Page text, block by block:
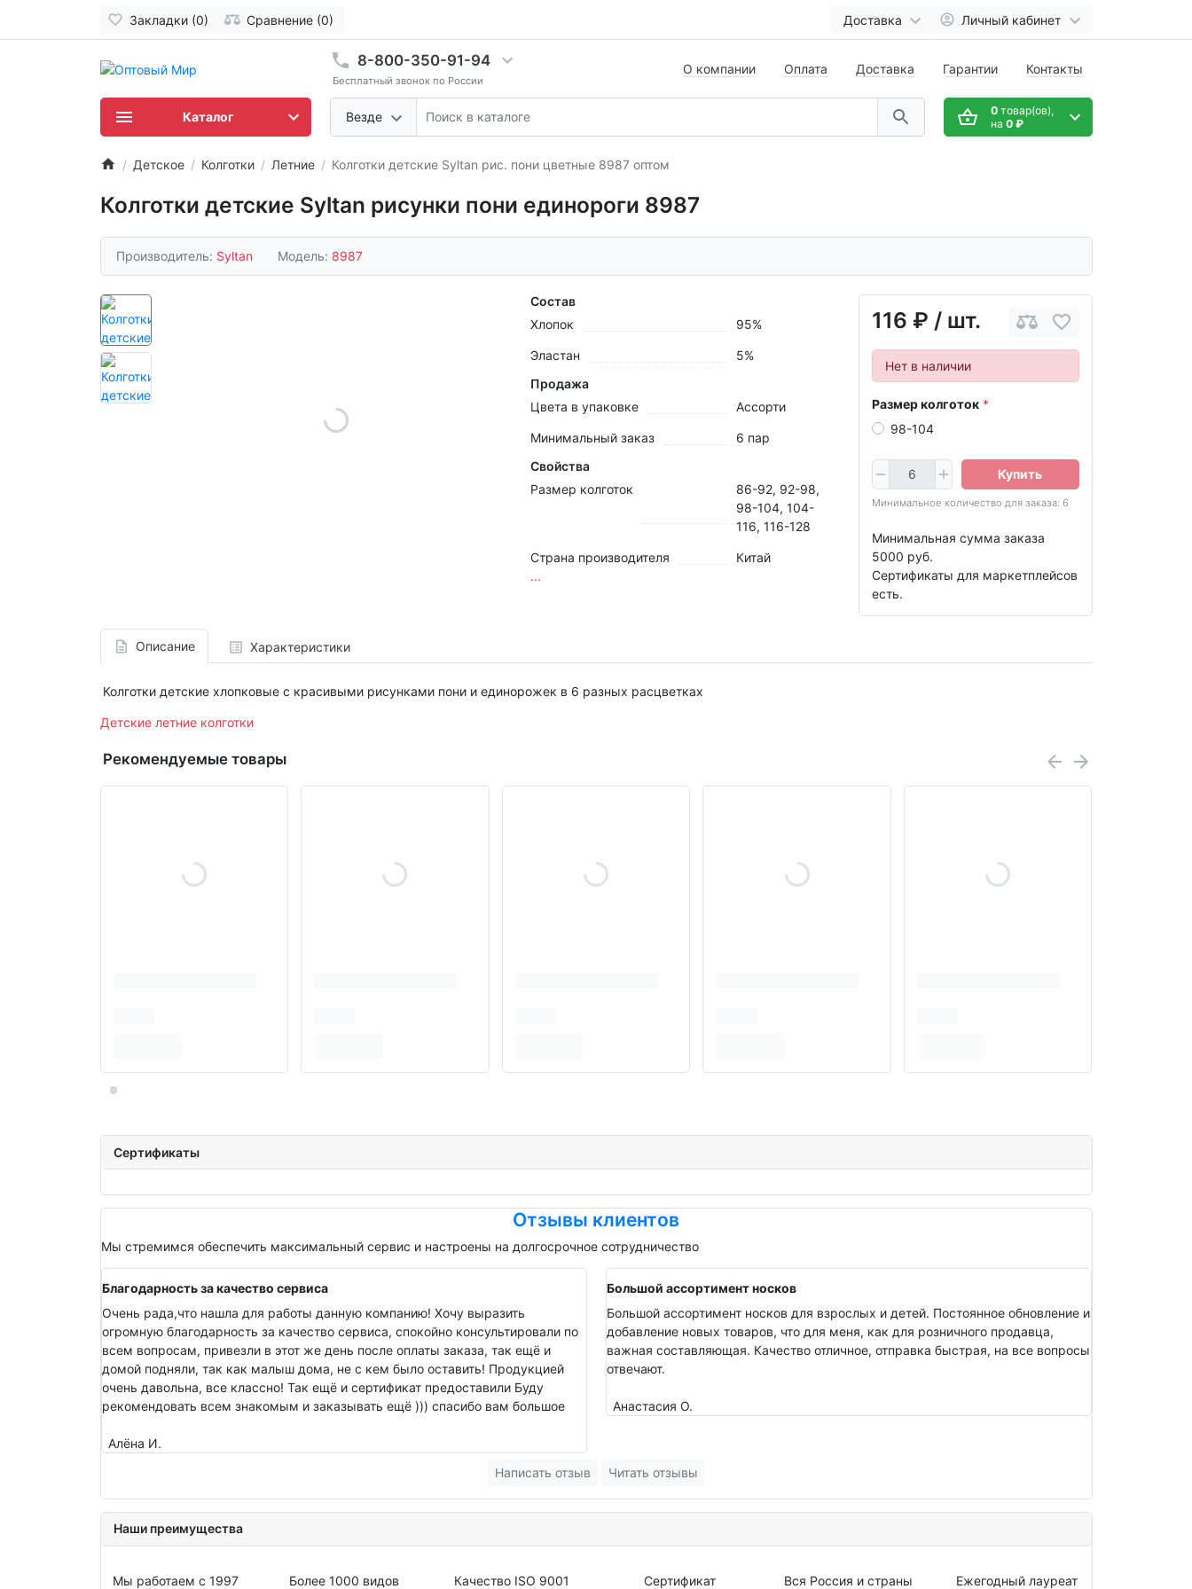
Закладки (0) Сравнение (0) Доставка Личный кабинет
8-800-350-91-94
Бесплатный звонок по России
Везде
О компании Оплата Доставка Гарантии Контакты
0товар(ов),
на 0 ₽
Каталог
Детское Колготки Летние Колготки детские Syltan рис. пони цветные 8987 оптом
Колготки детские Syltan рисунки пони единороги 8987
Производитель: Syltan Модель: 8987
116 ₽ / шт.
Нет в наличии
Размер колготок
98-104
Купить
Минимальное количество для заказа: 6
Минимальная сумма заказа
5000 руб.
Сертификаты для маркетплейсов
есть.
Состав
Хлопок
95%
Эластан
5%
Продажа
Цвета в упаковке
Ассорти
Минимальный заказ
6 пар
Свойства
Размер колготок
86-92, 92-98,
98-104, 104-
116, 116-128
Страна производителя
Китай
...
Описание Характеристики
Колготки детские хлопковые с красивыми рисунками пони и единорожек в 6 разных расцветках
Детские летние колготки
Рекомендуемые товары
Сертификаты
Отзывы клиентов
Мы стремимся обеспечить максимальный сервис и настроены на долгосрочное сотрудничество
Благодарность за качество сервиса
Очень рада,что нашла для работы данную компанию! Хочу выразить
огромную благодарность за качество сервиса, спокойно консультировали по
всем вопросам, привезли в этот же день после оплаты заказа, так ещё и
домой подняли, так как малыш дома, не с кем было оставить! Продукцией
очень давольна, все классно! Так ещё и сертификат предоставили Буду
рекомендовать всем знакомым и заказывать ещё ))) спасибо вам большое
Алёна И.
Большой ассортимент носков
Большой ассортимент носков для взрослых и детей. Постоянное обновление и
добавление новых товаров, что для меня, как для розничного продавца,
важная составляющая. Качество отличное, отправка быстрая, на все вопросы
отвечают.
Анастасия О.
Написать отзыв Читать отзывы
Наши преимущества
Мы работаем с 1997 Более 1000 видов Качество ISO 9001 Сертификат Вся Россия и страны Ежегодный лауреат